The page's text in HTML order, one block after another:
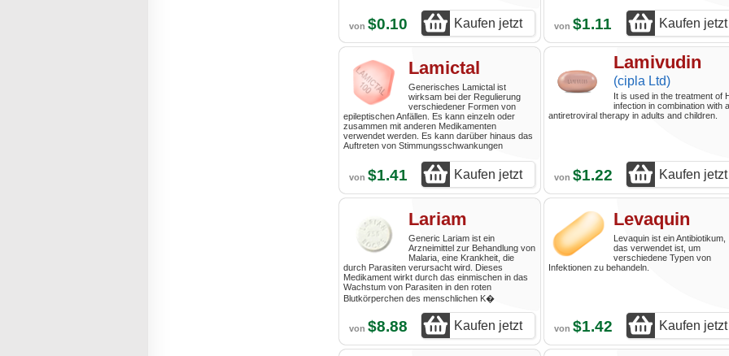
von $0.10 Kaufen jetzt von $1.11 Kaufen jetzt
Lamictal
Generisches Lamictal ist
wirksam bei der Regulierung
verschiedener Formen von
epileptischen Anfällen. Es kann einzeln oder
zusammen mit anderen Medikamenten
verwendet werden. Es kann darüber hinaus das
Auftreten von Stimmungsschwankungen
von $1.41 Kaufen jetzt
Lamivudin
(cipla Ltd)
It is used in the treatment of
infection in combination with
antiretroviral therapy in adults and children.
von $1.22 Kaufen jetzt
Lariam
Generic Lariam ist ein
Arzneimittel zur Behandlung von
Malaria, eine Krankheit, die
durch Parasiten verursacht wird. Dieses
Medikament wirkt durch das einmischen in das
Wachstum von Parasiten in den roten
Blutkörperchen des menschlichen K�
von $8.88 Kaufen jetzt
Levaquin
Levaquin ist ein Antibiotikum,
das verwendet ist, um
verschiedene Typen von
Infektionen zu behandeln.
von $1.42 Kaufen jetzt